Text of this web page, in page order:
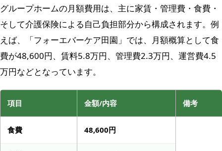
グループホームの月額費用は、主に家賃・管理費・食費・
そして介護保険による自己負担部分から構成されます。例
えば、「フォーエバーケア田園」では、月額概算として食
費が48,600円、賃料5.8万円、管理費2.3万円、運営費4.5
万円などとなっています。
項目 金額/内容 備考
食費 48,600円